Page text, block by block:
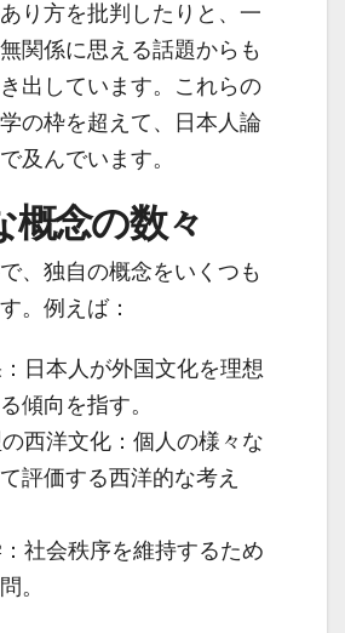
り方を批判したりと、一
関係に思える話題からも
出しています。これらの
の枠を超えて、日本人論
及んでいます。
概念の数々
、独自の概念をいくつも
。例えば：
日本人が外国文化を理想
傾向を指す。
西洋文化：個人の様々な
評価する西洋的な考え
社会秩序を維持するため
。